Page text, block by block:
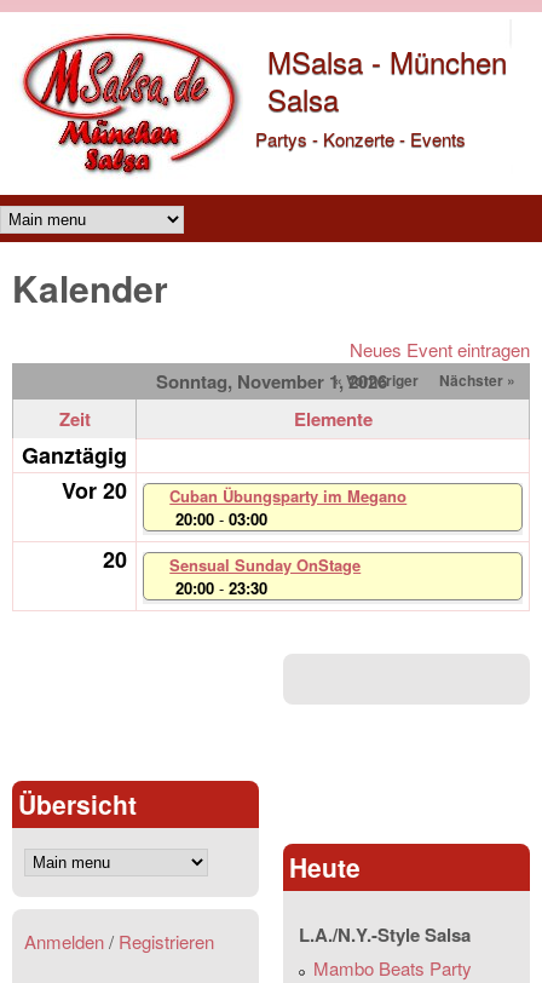
MSalsa - München
Salsa
Partys - Konzerte - Events
Main menu
Kalender
Neues Event eintragen
Sonntag, November 1, 2026
« Vorheriger Nächster »
Zeit Elemente
Ganztägig
Vor 20
Cuban Übungsparty im Megano
20:00 -03:00
20
Sensual Sunday OnStage
20:00 -23:30
Übersicht
Anmelden/ Registrieren
Heute
L.A./N.Y.-Style Salsa
Mambo Beats Party